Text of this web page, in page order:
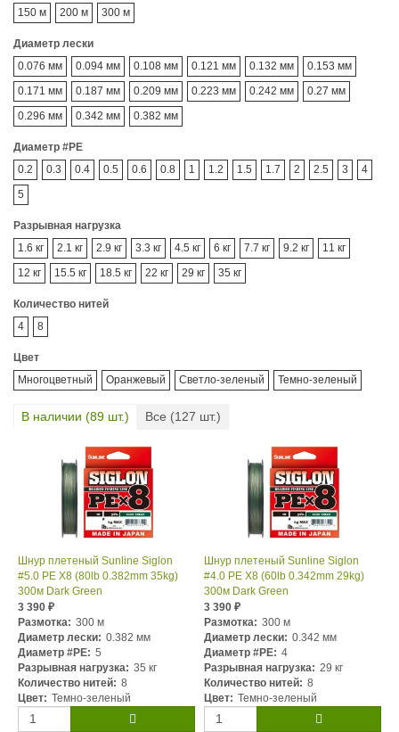
150 м
200 м 300 м
Диаметр лески
0.076 мм
0.094 мм 0.108 мм 0.121 мм 0.132 мм
0.153 мм
0.171 мм
0.187 мм 0.209 мм 0.223 мм 0.242 мм
0.27 мм
0.296 мм
0.342 мм 0.382 мм
Диаметр #PE
0.2
0.3 0.4 0.5 0.6 0.8 1 1.2 1.5 1.7 2 2.5 3
4
5
Разрывная нагрузка
1.6 кг
2.1 кг 2.9 кг 3.3 кг 4.5 кг 6 кг 7.7 кг 9.2 кг
11 кг
12 кг
15.5 кг 18.5 кг 22 кг 29 кг 35 кг
Количество нитей
4
8
Цвет
Многоцветный
Оранжевый Светло-зеленый Темно-зеленый
В наличии (89 шт.) Все (127 шт.)
Шнур плетеный Sunline Siglon
#5.0 PE X8 (80lb 0.382mm 35kg)
300м Dark Green
3 390 ₽
Размотка: 300 м
Диаметр лески: 0.382 мм
Диаметр #PE: 5
Разрывная нагрузка: 35 кг
Количество нитей: 8
Цвет: Темно-зеленый
Шнур плетеный Sunline Siglon
#4.0 PE X8 (60lb 0.342mm 29kg)
300м Dark Green
3 390 ₽
Размотка: 300 м
Диаметр лески: 0.342 мм
Диаметр #PE: 4
Разрывная нагрузка: 29 кг
Количество нитей: 8
Цвет: Темно-зеленый